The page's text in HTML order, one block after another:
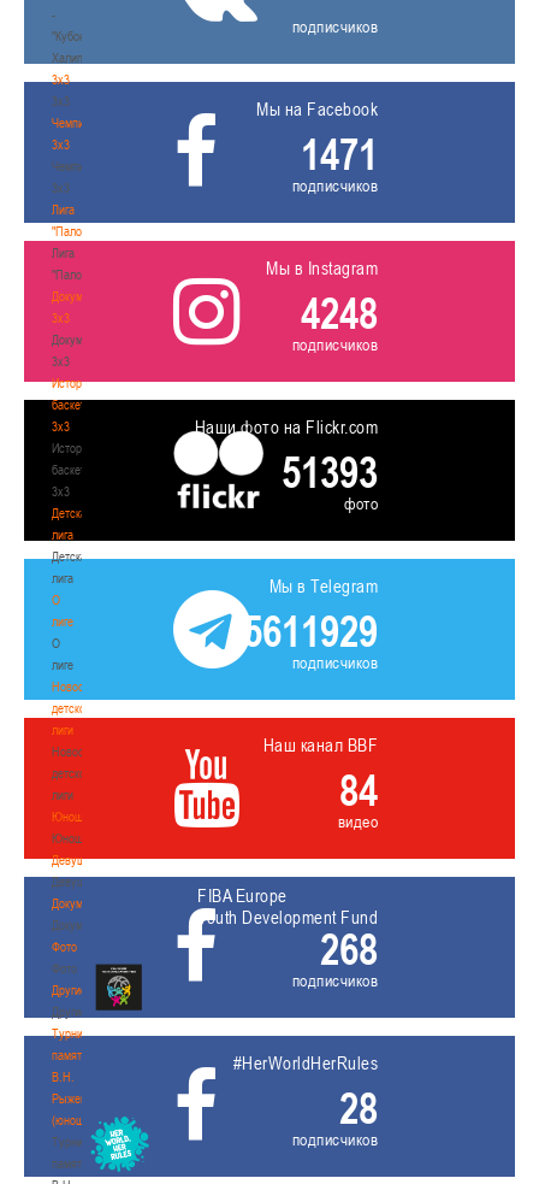
-
"Кубок
Халипского"
3x3
3x3
Чемпионат
3х3
Чемпионат
3х3
Лига
"Палова"
Лига
"Палова"
Документы
3х3
Документы
3х3
История
баскетбола
3х3
История
баскетбола
3х3
Детская
лига
Детская
лига
О
лиге
О
лиге
Новости
детской
лиги
Новости
детской
лиги
Юноши
Юноши
Девушки
Девушки
Документы
Документы
Фото
Фото
Другие
Другие
Турнир
памяти
В.Н.
Рыженкова
(юноши)
Турнир
памяти
подписчиков
Мы на Facebook
1471
подписчиков
Мы в Instagram
4248
подписчиков
Наши фото на Flickr.com
51393
фото
Мы в Telegram
5611929
подписчиков
Наш канал BBF
84
видео
FIBA Europe
Youth Development Fund
268
подписчиков
#HerWorldHerRules
28
подписчиков